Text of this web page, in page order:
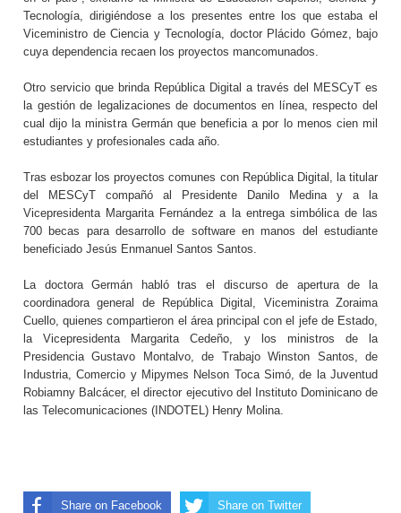
Tecnología, dirigiéndose a los presentes entre los que estaba el
Viceministro de Ciencia y Tecnología, doctor Plácido Gómez, bajo
cuya dependencia recaen los proyectos mancomunados.
Otro servicio que brinda República Digital a través del MESCyT es
la gestión de legalizaciones de documentos en línea, respecto del
cual dijo la ministra Germán que beneficia a por lo menos cien mil
estudiantes y profesionales cada año.
Tras esbozar los proyectos comunes con República Digital, la titular
del MESCyT compañó al Presidente Danilo Medina y a la
Vicepresidenta Margarita Fernández a la entrega simbólica de las
700 becas para desarrollo de software en manos del estudiante
beneficiado Jesús Enmanuel Santos Santos.
La doctora Germán habló tras el discurso de apertura de la
coordinadora general de República Digital, Viceministra Zoraima
Cuello, quienes compartieron el área principal con el jefe de Estado,
la Vicepresidenta Margarita Cedeño, y los ministros de la
Presidencia Gustavo Montalvo, de Trabajo Winston Santos, de
Industria, Comercio y Mipymes Nelson Toca Simó, de la Juventud
Robiamny Balcácer, el director ejecutivo del Instituto Dominicano de
las Telecomunicaciones (INDOTEL) Henry Molina.
Share on Facebook Share on Twitter